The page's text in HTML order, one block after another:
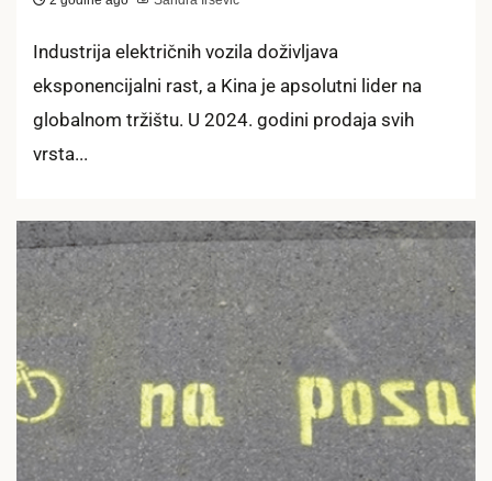
Industrija električnih vozila doživljava
eksponencijalni rast, a Kina je apsolutni lider na
globalnom tržištu. U 2024. godini prodaja svih
vrsta...